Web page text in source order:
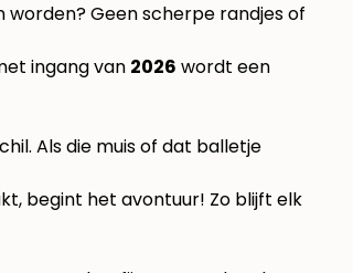
Geen scherpe randjes of
ingang van 2026 wordt een
Als die muis of dat balletje
begint het avontuur! Zo blijft elk